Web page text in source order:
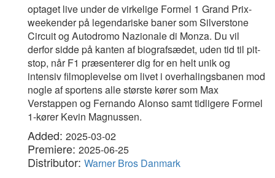
optaget live under de virkelige Formel 1 Grand Prix-
weekender på legendariske baner som Silverstone
Circuit og Autodromo Nazionale di Monza. Du vil
derfor sidde på kanten af biografsædet, uden tid til pit-
stop, når F1 præsenterer dig for en helt unik og
intensiv filmoplevelse om livet i overhalingsbanen mod
nogle af sportens alle største kører som Max
Verstappen og Fernando Alonso samt tidligere Formel
1-kører Kevin Magnussen.
Added: 2025-03-02
Premiere: 2025-06-25
Distributor: Warner Bros Danmark